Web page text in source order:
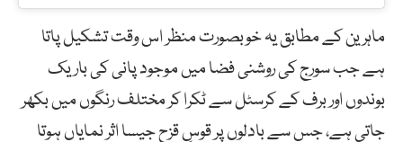
ماہرین کے مطابق یہ خوبصورت منظر اس وقت تشکیل پاتا
ہے جب سورج کی روشنی فضا میں موجود پانی کی باریک
بوندوں اور برف کے کرسٹل سے ٹکرا کر مختلف رنگوں میں بکھر
جاتی ہے، جس سے بادلوں پر قوسِ قزح جیسا اثر نمایاں ہوتا